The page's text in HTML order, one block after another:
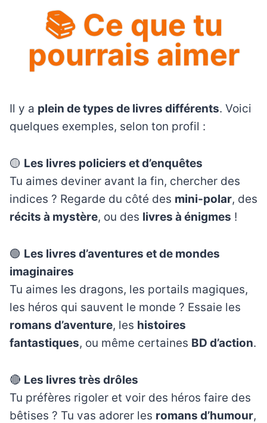
📚 Ce que tu
pourrais aimer
Il y a plein de types de livres différents. Voici
quelques exemples, selon ton profil :
🟡 Les livres policiers et d’enquêtes
Tu aimes deviner avant la fin, chercher des
indices ? Regarde du côté des mini-polar, des
récits à mystère, ou des livres à énigmes !
🟢 Les livres d’aventures et de mondes
imaginaires
Tu aimes les dragons, les portails magiques,
les héros qui sauvent le monde ? Essaie les
romans d’aventure, les histoires
fantastiques, ou même certaines BD d’action.
🔴 Les livres très drôles
Tu préfères rigoler et voir des héros faire des
bêtises ? Tu vas adorer les romans d’humour,